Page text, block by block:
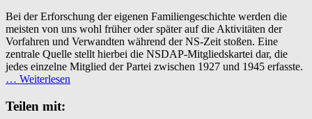
über
die
Mitgliedschaft
in
der
Bei der Erforschung der eigenen Familiengeschichte werden die
meisten von uns wohl früher oder später auf die Aktivitäten der
Vorfahren und Verwandten während der NS-Zeit stoßen. Eine
zentrale Quelle stellt hierbei die NSDAP-Mitgliedskartei dar, die
jedes einzelne Mitglied der Partei zwischen 1927 und 1945 erfasste.
… Weiterlesen
Teilen mit: